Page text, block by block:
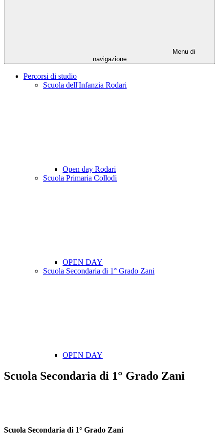
Menu di
navigazione
Percorsi di studio
Scuola dell'Infanzia Rodari
Open day Rodari
Scuola Primaria Collodi
OPEN DAY
Scuola Secondaria di 1° Grado Zani
OPEN DAY
Scuola Secondaria di 1° Grado Zani
Scuola Secondaria di 1° Grado Zani